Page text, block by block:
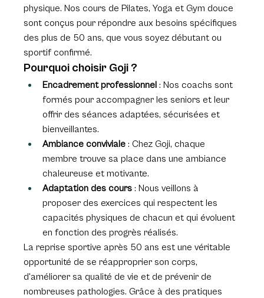
physique. Nos cours de Pilates, Yoga et Gym douce
sont conçus pour répondre aux besoins spécifiques
des plus de 50 ans, que vous soyez débutant ou
sportif confirmé.
Pourquoi choisir Goji ?
Encadrement professionnel : Nos coachs sont
formés pour accompagner les seniors et leur
offrir des séances adaptées, sécurisées et
bienveillantes.
Ambiance conviviale : Chez Goji, chaque
membre trouve sa place dans une ambiance
chaleureuse et motivante.
Adaptation des cours : Nous veillons à
proposer des exercices qui respectent les
capacités physiques de chacun et qui évoluent
en fonction des progrès réalisés.
La reprise sportive après 50 ans est une véritable
opportunité de se réapproprier son corps,
d'améliorer sa qualité de vie et de prévenir de
nombreuses pathologies. Grâce à des pratiques